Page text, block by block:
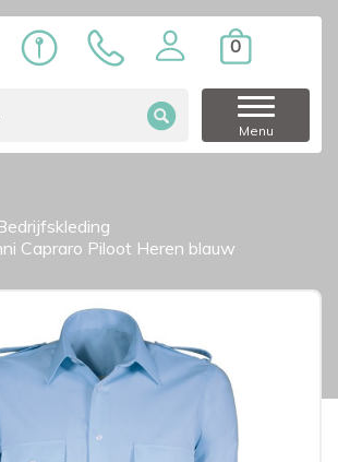
0
Menu
Capraro Piloot Heren blauw